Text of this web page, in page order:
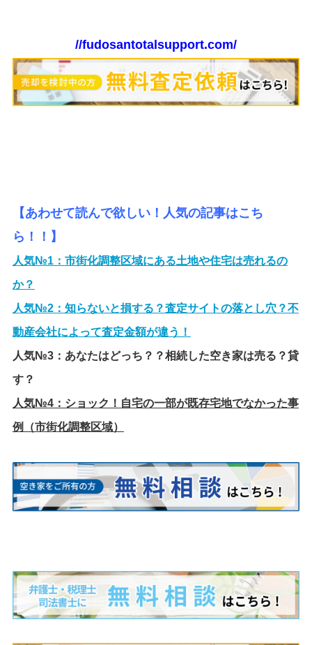
//fudosantotalsupport.com/
【あわせて読んで欲しい！人気の記事はこち
ら！！】
人気№1： 市街化調整区域にある土地や住宅は売れるの
か？
人気№2： 知らないと損する？査定サイトの落とし穴？不
動産会社によって査定金額が違う！
人気№3： あなたはどっち？？相続した空き家は売る？貸
す？
人気№4： ショック！自宅の一部が既存宅地でなかった事
例（市街化調整区域）